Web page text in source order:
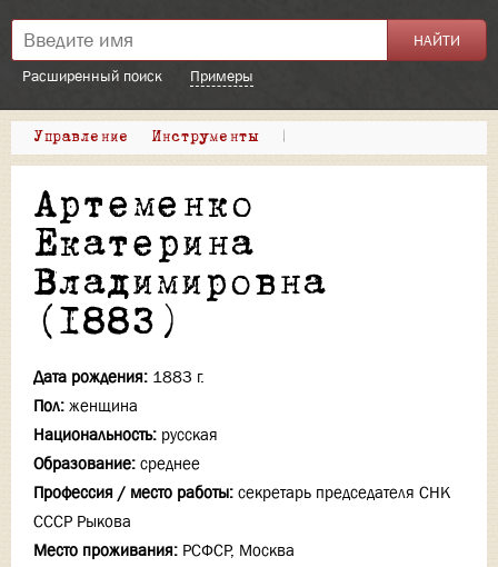
Расширенный поиск Примеры
Управление Инструменты |
Артеменко
Екатерина
Владимировна
(1883)
Дата рождения: 1883 г.
Пол: женщина
Национальность: русская
Образование: среднее
Профессия / место работы: секретарь председателя СНК
СССР Рыкова
Место проживания: РСФСР, Москва